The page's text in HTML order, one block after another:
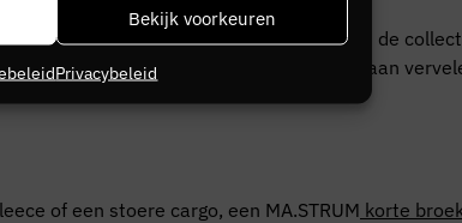
Bekijk voorkeuren
Privacybeleid
vind je verschillende MA.STRUM broeken in de
shopt, zal een MA.STRUM broek nooit gaan
of een stoere cargo, een MA.STRUM korte